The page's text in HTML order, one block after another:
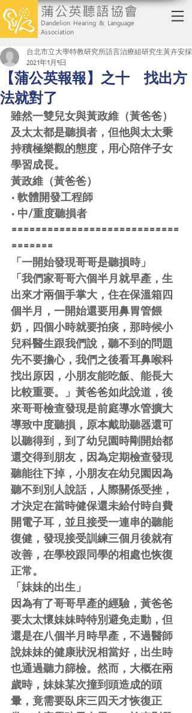
蒲公英聽語協會
Dandelion Hearing & Language
Association
【蒲公英報報】之十 找出方
法就對了
台北市立大學特教研究所語言治療組研究生黃卉安採
2021年1月9日
雖然一雙兒女與黃政維（黃爸爸）
及太太都是聽損者，但他與太太秉
持積極樂觀的態度，用心陪伴子女
學習成長。
黃政維（黃爸爸）
• 軟體開發工程師
• 中/重度聽損者
============================
=======
「一開始發現哥哥是聽損時」
「我們家哥哥六個半月就早產，生
出來才兩個手掌大，住在保溫箱四
個半月，一開始還要用鼻胃管餵
奶，四個小時就要拍痰，那時候小
兒科醫生跟我們說，聽不到的問題
先不要擔心，我們之後看耳鼻喉科
找出原因，小朋友能吃飯、能長大
比較重要。」黃爸爸如此說道，後
來哥哥檢查發現是前庭導水管擴大
導致中度聽損，原本戴助聽器還可
以聽得到，到了幼兒園時剛開始都
還交得到朋友，因為定期檢查發現
聽能往下掉，小朋友在幼兒園因為
聽不到別人說話，人際關係受挫，
才決定在當時健保還未給付時自費
開電子耳，並且接受一連串的聽能
復健，發現接受訓練三個月後就有
改善，在學校跟同學的相處也恢復
正常。
「妹妹的出生」
因為有了哥哥早產的經驗，黃爸爸
要太太懷妹妹時特別避免走動，但
還是在八個半月時早產，不過醫師
說妹妹的健康狀況相當好，出生時
也通過聽力篩檢。然而，大概在兩
歲時，妹妹某次撞到頭造成的頭
暈，竟需要臥床三四天才恢復正